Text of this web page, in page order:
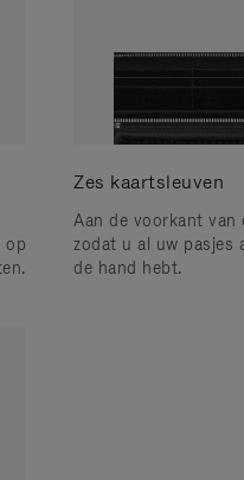
op
Zes kaartsleuven
Aan de voorkant van
zodat u al uw pasjes
de hand hebt.